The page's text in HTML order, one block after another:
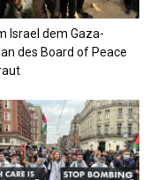
Israel dem Gaza-
des Board of Peace